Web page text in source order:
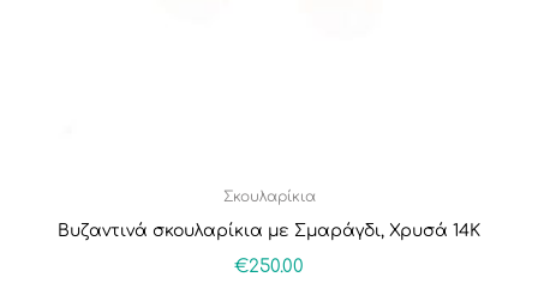
Σκουλαρίκια
Βυζαντινά σκουλαρίκια με Σμαράγδι, Χρυσά 14Κ
€250.00